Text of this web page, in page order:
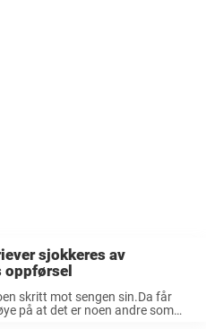
sjokkeres av
oppførsel
skritt mot sengen sin.Da får
på at det er noen andre som